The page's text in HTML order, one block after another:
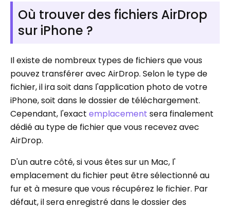
Où trouver des fichiers AirDrop
sur iPhone ?
Il existe de nombreux types de fichiers que vous
pouvez transférer avec AirDrop. Selon le type de
fichier, il ira soit dans l'application photo de votre
iPhone, soit dans le dossier de téléchargement.
Cependant, l'exact emplacement sera finalement
dédié au type de fichier que vous recevez avec
AirDrop.
D'un autre côté, si vous êtes sur un Mac, l'
emplacement du fichier peut être sélectionné au
fur et à mesure que vous récupérez le fichier. Par
défaut, il sera enregistré dans le dossier des